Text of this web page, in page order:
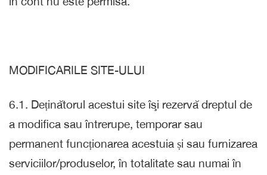
MODIFICARILE SITE-ULUI
6.1. Deținătorul acestui site îşi rezervă dreptul de
a modifica sau întrerupe, temporar sau
permanent funcționarea acestuia și sau furnizarea
serviciilor/produselor, în totalitate sau numai în